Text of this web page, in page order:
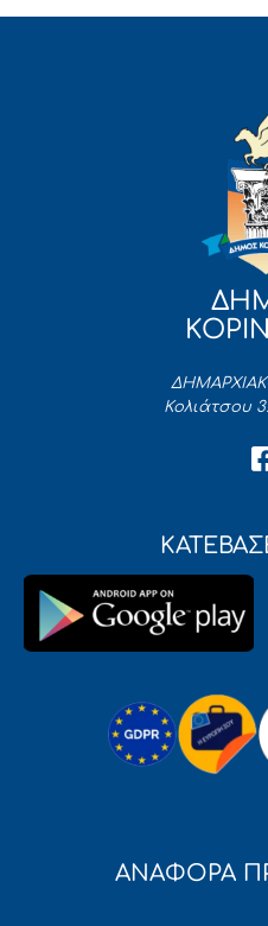
Κολιάτσου
ΑΝΑΦΟΡΑ